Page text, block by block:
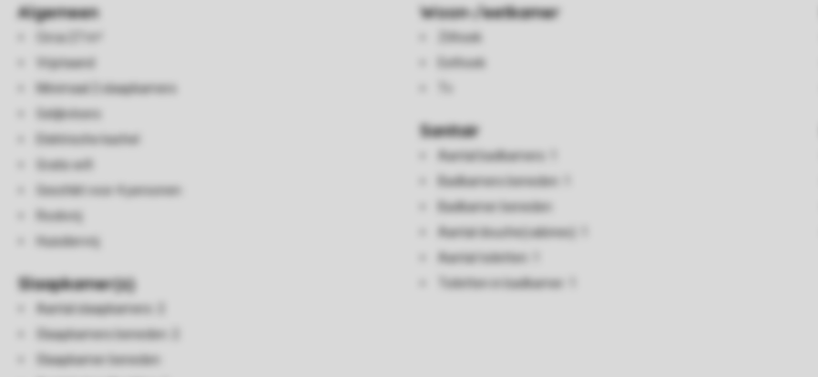
Algemeen
Circa 27 m²
Vrijstaand
Minimaal 2 slaapkamers
Gelijkvloers
Elektrische kachel
Gratis wifi
Geschikt voor 4 personen
Rookvrij
Huisdiervrij
Slaapkamer(s)
Aantal slaapkamers: 2
Slaapkamers beneden: 2
Slaapkamer beneden
Woon-/eetkamer
Zithoek
Eethoek
Sanitair
Aantal badkamers: 1
Badkamers beneden: 1
Badkamer beneden
Aantal douche(cabines): 1
Aantal toiletten: 1
Toiletten in badkamer: 1